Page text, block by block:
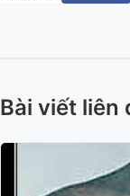
Bài viết liên